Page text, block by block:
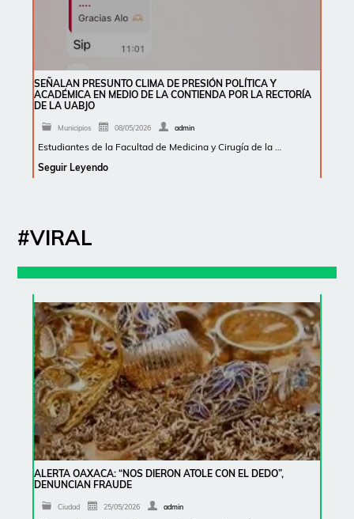
SEÑALAN PRESUNTO CLIMA DE PRESIÓN POLÍTICA Y
ACADÉMICA EN MEDIO DE LA CONTIENDA POR LA RECTORÍA
DE LA UABJO
Municipios 08/05/2026 admin
Estudiantes de la Facultad de Medicina y Cirugía de la …
Seguir Leyendo
#VIRAL
ALERTA OAXACA: “NOS DIERON ATOLE CON EL DEDO”,
DENUNCIAN FRAUDE
Ciudad 25/05/2026 admin